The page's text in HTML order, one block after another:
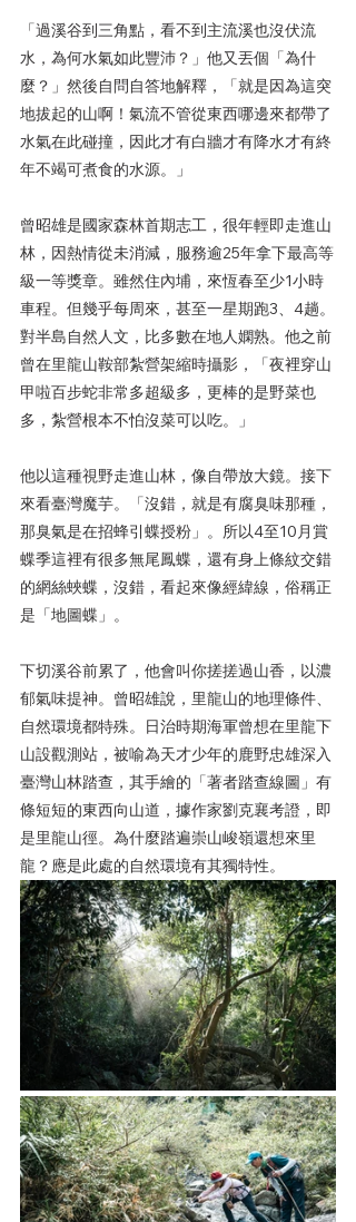
「過溪谷到三角點，看不到主流溪也沒伏流
水，為何水氣如此豐沛？」他又丟個「為什
麼？」然後自問自答地解釋，「就是因為這突
地拔起的山啊！氣流不管從東西哪邊來都帶了
水氣在此碰撞，因此才有白牆才有降水才有終
年不竭可煮食的水源。」
曾昭雄是國家森林首期志工，很年輕即走進山
林，因熱情從未消減，服務逾25年拿下最高等
級一等獎章。雖然住內埔，來恆春至少1小時
車程。但幾乎每周來，甚至一星期跑3、4趟。
對半島自然人文，比多數在地人嫻熟。他之前
曾在里龍山鞍部紮營架縮時攝影，「夜裡穿山
甲啦百步蛇非常多超級多，更棒的是野菜也
多，紮營根本不怕沒菜可以吃。」
他以這種視野走進山林，像自帶放大鏡。接下
來看臺灣魔芋。「沒錯，就是有腐臭味那種，
那臭氣是在招蜂引蝶授粉」。所以4至10月賞
蝶季這裡有很多無尾鳳蝶，還有身上條紋交錯
的網絲蛺蝶，沒錯，看起來像經緯線，俗稱正
是「地圖蝶」。
下切溪谷前累了，他會叫你搓搓過山香，以濃
郁氣味提神。曾昭雄說，里龍山的地理條件、
自然環境都特殊。日治時期海軍曾想在里龍下
山設觀測站，被喻為天才少年的鹿野忠雄深入
臺灣山林踏查，其手繪的「著者踏查線圖」有
條短短的東西向山道，據作家劉克襄考證，即
是里龍山徑。為什麼踏遍崇山峻嶺還想來里
龍？應是此處的自然環境有其獨特性。